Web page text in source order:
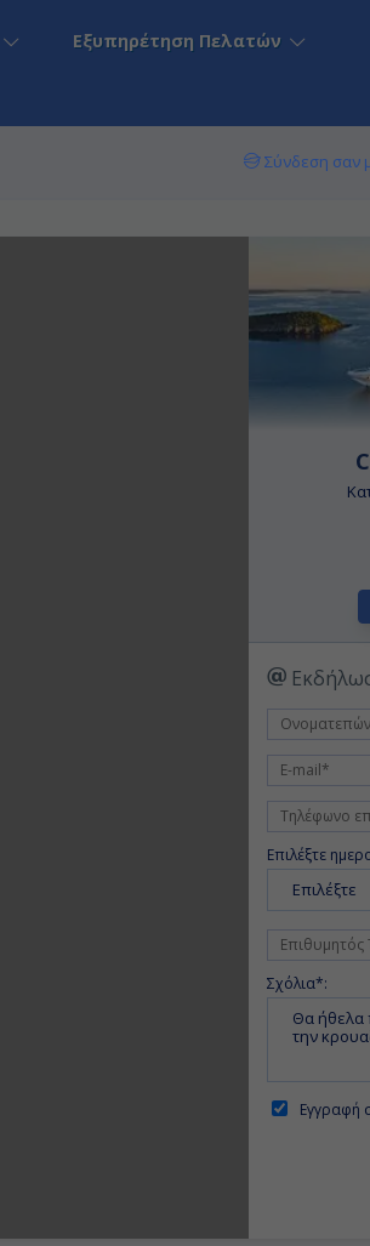
Εξυπηρέτηση Πελατών
Σύνδεση σαν
Επιλέξτε
Επιλέξτε
Σχόλια*:
Εγγραφή